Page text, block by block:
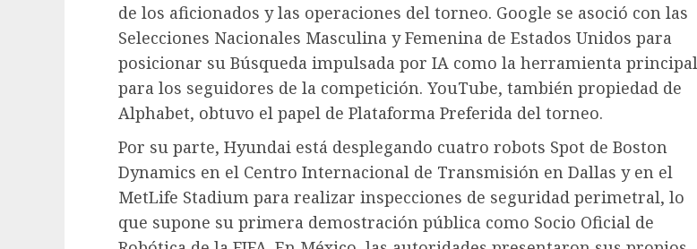
de los aficionados y las operaciones del torneo. Google se asoció con las
Selecciones Nacionales Masculina y Femenina de Estados Unidos para
posicionar su Búsqueda impulsada por IA como la herramienta principal
para los seguidores de la competición. YouTube, también propiedad de
Alphabet, obtuvo el papel de Plataforma Preferida del torneo.
Por su parte, Hyundai está desplegando cuatro robots Spot de Boston
Dynamics en el Centro Internacional de Transmisión en Dallas y en el
MetLife Stadium para realizar inspecciones de seguridad perimetral, lo
que supone su primera demostración pública como Socio Oficial de